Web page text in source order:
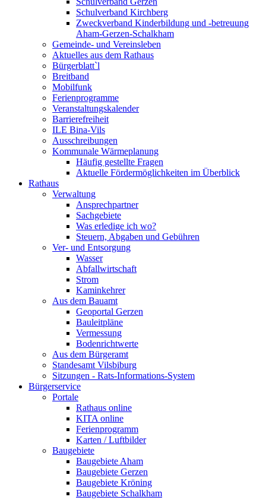
Schulverband Kirchberg
Zweckverband Kinderbildung und -betreuung
Aham-Gerzen-Schalkham
Gemeinde- und Vereinsleben
Aktuelles aus dem Rathaus
Bürgerblatt`l
Breitband
Mobilfunk
Ferienprogramme
Veranstaltungskalender
Barrierefreiheit
ILE Bina-Vils
Ausschreibungen
Kommunale Wärmeplanung
Häufig gestellte Fragen
Aktuelle Fördermöglichkeiten im Überblick
Rathaus
Verwaltung
Ansprechpartner
Sachgebiete
Was erledige ich wo?
Steuern, Abgaben und Gebühren
Ver- und Entsorgung
Wasser
Abfallwirtschaft
Strom
Kaminkehrer
Aus dem Bauamt
Geoportal Gerzen
Bauleitpläne
Vermessung
Bodenrichtwerte
Aus dem Bürgeramt
Standesamt Vilsbiburg
Sitzungen - Rats-Informations-System
Bürgerservice
Portale
Rathaus online
KITA online
Ferienprogramm
Karten / Luftbilder
Baugebiete
Baugebiete Aham
Baugebiete Gerzen
Baugebiete Kröning
Baugebiete Schalkham